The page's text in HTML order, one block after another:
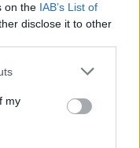
on the IAB’s List of
disclose it to other
my